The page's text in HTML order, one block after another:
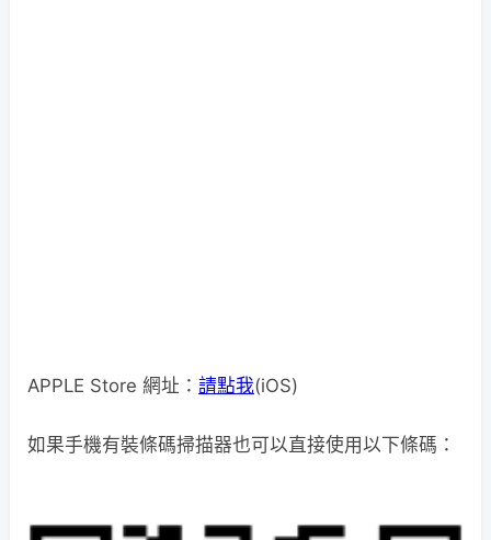
APPLE Store 網址： 請點我(iOS)
如果手機有裝條碼掃描器也可以直接使用以下條碼：